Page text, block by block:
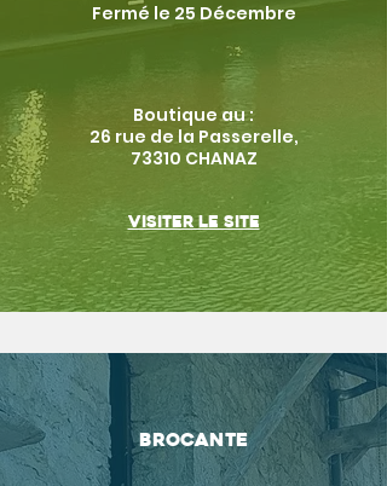
Fermé le 25 Décembre
Boutique au :
26 rue de la Passerelle,
73310 CHANAZ
Visiter le site
Brocante